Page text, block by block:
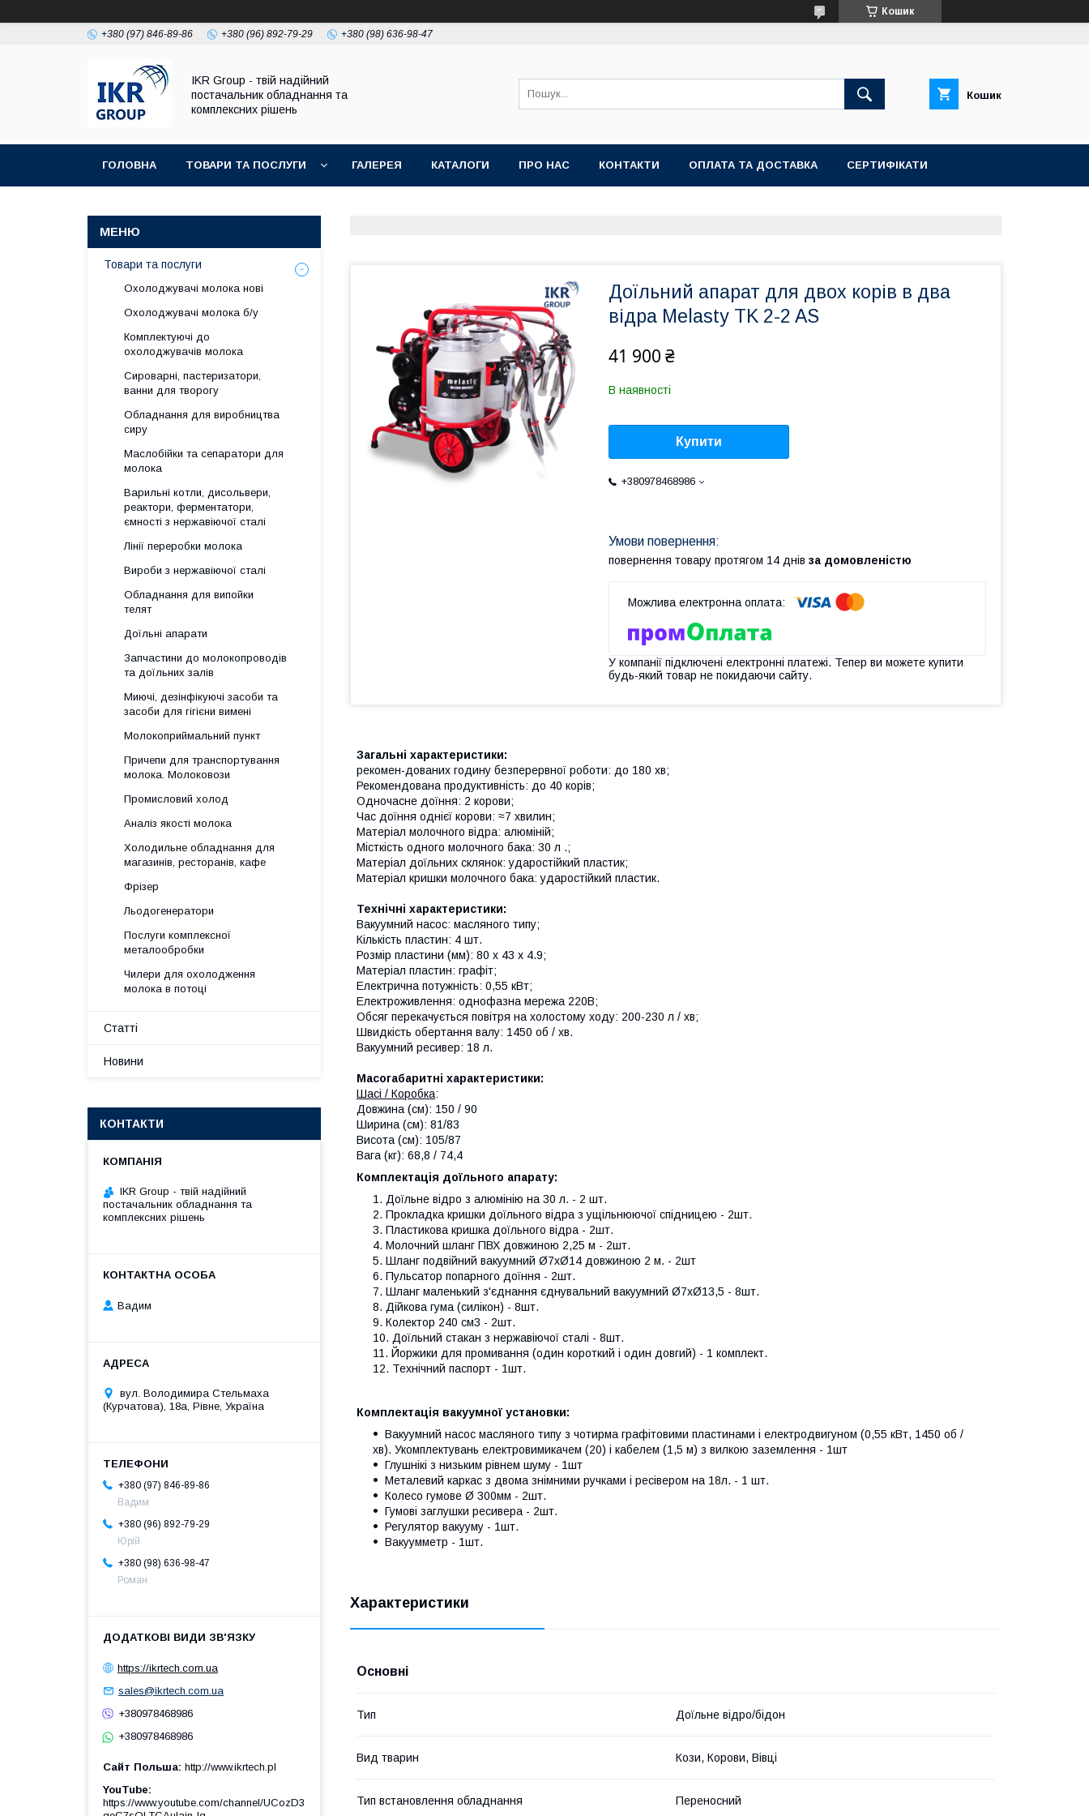
Кошик
+380 (97) 846-89-86 +380 (96) 892-79-29 +380 (98) 636-98-47
IKR Group - твій надійний
постачальник обладнання та
комплексних рішень
Кошик
ГОЛОВНА ТОВАРИ ТА ПОСЛУГИ ГАЛЕРЕЯ КАТАЛОГИ ПРО НАС КОНТАКТИ ОПЛАТА ТА ДОСТАВКА СЕРТИФІКАТИ
Доїльний апарат для двох корів в два
відра Melasty TK 2-2 AS
41 900 ₴
В наявності
Купити
+380978468986
повернення товару протягом 14 днів за домовленістю
У компанії підключені електронні платежі. Тепер ви можете купити
будь-який товар не покидаючи сайту.
Загальні характеристики:
рекомен-дованих годину безперервної роботи: до 180 хв;
Рекомендована продуктивність: до 40 корів;
Одночасне доїння: 2 корови;
Час доїння однієї корови: ≈7 хвилин;
Матеріал молочного відра: алюміній;
Місткість одного молочного бака: 30 л .;
Матеріал доїльних склянок: ударостійкий пластик;
Матеріал кришки молочного бака: ударостійкий пластик.
Технічні характеристики:
Вакуумний насос: масляного типу;
Кількість пластин: 4 шт.
Розмір пластини (мм): 80 x 43 x 4.9;
Матеріал пластин: графіт;
Електрична потужність: 0,55 кВт;
Електроживлення: однофазна мережа 220В;
Обсяг перекачується повітря на холостому ходу: 200-230 л / хв;
Швидкість обертання валу: 1450 об / хв.
Вакуумний ресивер: 18 л.
Масогабаритні характеристики:
Шасі / Коробка:
Довжина (см): 150 / 90
Ширина (см): 81/83
Висота (см): 105/87
Вага (кг): 68,8 / 74,4
Комплектація доїльного апарату:
Доїльне відро з алюмінію на 30 л. - 2 шт.
Прокладка кришки доїльного відра з ущільнюючої спідницею - 2шт.
Пластикова кришка доїльного відра - 2шт.
Молочний шланг ПВХ довжиною 2,25 м - 2шт.
Шланг подвійний вакуумний Ø7хØ14 довжиною 2 м. - 2шт
Пульсатор попарного доїння - 2шт.
Шланг маленький з'єднання єднувальний вакуумний Ø7хØ13,5 - 8шт.
Дійкова гума (силікон) - 8шт.
Колектор 240 см3 - 2шт.
Доїльний стакан з нержавіючої сталі - 8шт.
Йоржики для промивання (один короткий і один довгий) - 1 комплект.
Технічний паспорт - 1шт.
Комплектація вакуумної установки:
Вакуумний насос масляного типу з чотирма графітовими пластинами і електродвигуном (0,55 кВт, 1450 об /
хв). Укомплектувань електровимикачем (20) і кабелем (1,5 м) з вилкою заземлення - 1шт
Глушнікі з низьким рівнем шуму - 1шт
Металевий каркас з двома знімними ручками і ресівером на 18л. - 1 шт.
Колесо гумове Ø 300мм - 2шт.
Гумові заглушки ресивера - 2шт.
Регулятор вакууму - 1шт.
Вакуумметр - 1шт.
Характеристики
Основні
Тип Доїльне відро/бідон
Вид тварин Кози, Корови, Вівці
Тип встановлення обладнання Переносний
Товари та послуги
Охолоджувачі молока нові
Охолоджувачі молока б/у
Комплектуючі до
охолоджувачів молока
Сироварні, пастеризатори,
ванни для творогу
Обладнання для виробництва
сиру
Маслобійки та сепаратори для
молока
Варильні котли, дисольвери,
реактори, ферментатори,
ємності з нержавіючої сталі
Лінії переробки молока
Вироби з нержавіючої сталі
Обладнання для випойки
телят
Доїльні апарати
Запчастини до молокопроводів
та доїльних залів
Миючі, дезінфікуючі засоби та
засоби для гігієни вимені
Молокоприймальний пункт
Причепи для транспортування
молока. Молоковози
Промисловий холод
Аналіз якості молока
Холодильне обладнання для
магазинів, ресторанів, кафе
Фрізер
Льодогенератори
Послуги комплексної
металообробки
Чилери для охолодження
молока в потоці
Статті
Новини
КОНТАКТИ
IKR Group - твій надійний
постачальник обладнання та
комплексних рішень
Вадим
вул. Володимира Стельмаха
(Курчатова), 18а, Рівне, Україна
+380 (97) 846-89-86
Вадим
+380 (96) 892-79-29
Юрій
+380 (98) 636-98-47
Роман
https://ikrtech.com.ua
sales@ikrtech.com.ua
+380978468986
+380978468986
Сайт Польша http://www.ikrtech.pl
YouTube
https://www.youtube.com/channel/UCozD3